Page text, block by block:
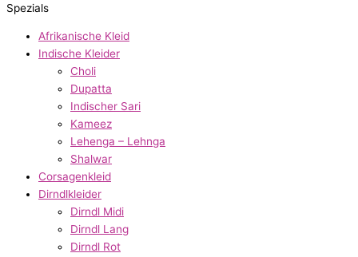
Spezials
Afrikanische Kleid
Indische Kleider
Choli
Dupatta
Indischer Sari
Kameez
Lehenga – Lehnga
Shalwar
Corsagenkleid
Dirndlkleider
Dirndl Midi
Dirndl Lang
Dirndl Rot